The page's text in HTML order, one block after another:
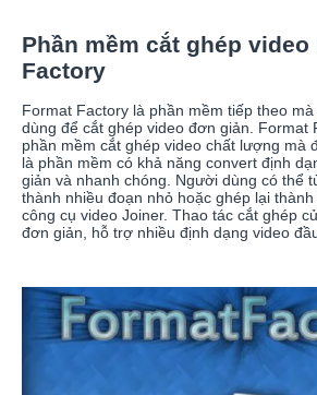
Phần mềm cắt ghép video
Factory
Format Factory là phần mềm tiếp theo
dùng để cắt ghép video đơn giản. Format
phần mềm cắt ghép video chất lượng mà
là phần mềm có khả năng convert định
giản và nhanh chóng. Người dùng có thể
thành nhiều đoạn nhỏ hoặc ghép lại
công cụ video Joiner. Thao tác cắt ghép
đơn giản, hỗ trợ nhiều định dạng video